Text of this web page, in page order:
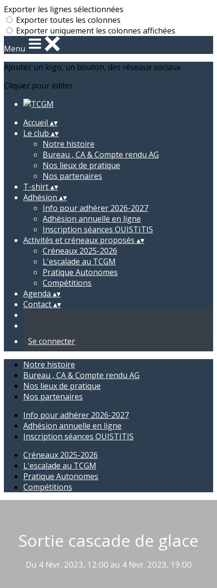
Exporter les lignes sélectionnées
Exporter toutes les colonnes
Exporter uniquement les colonnes affichées
Menu
Ajoutez un logo, un bouton, des réseaux sociaux
Cliquez pour éditer
Accueil ▴▾
Le club ▴▾
Notre histoire
Bureau , CA & Compte rendu AG
Nos lieux de pratique
Nos partenaires
T-shirt▴▾
Adhésion ▴▾
Info pour adhérer 2026-2027
Adhésion annuelle en ligne
Inscription séances OUISTITIS
Activités et créneaux proposés ▴▾
Créneaux 2025-2026
L'escalade au TCGM
Pratique Autonomes
Compétitions
Agenda ▴▾
Contact▴▾
Se connecter
Notre histoire
Bureau , CA & Compte rendu AG
Nos lieux de pratique
Nos partenaires
Info pour adhérer 2026-2027
Adhésion annuelle en ligne
Inscription séances OUISTITIS
Créneaux 2025-2026
L'escalade au TCGM
Pratique Autonomes
Compétitions
Sortie cascade de glace
Du 4 févr. 2023, 12:00 au 4 févr. 2023, 19:00